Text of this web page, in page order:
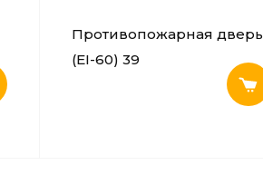
Противопожарная дверь
(EI-60) 39